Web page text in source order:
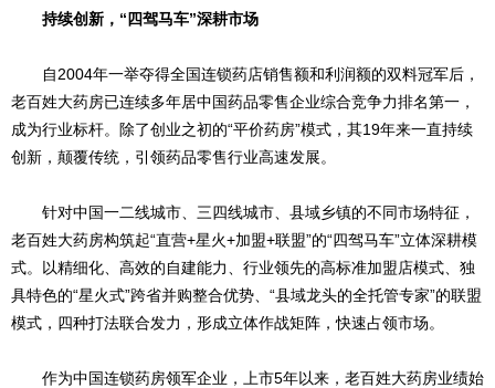
持续创新，“四驾马车”深耕市场
自2004年一举夺得全国连锁药店销售额和利润额的双料冠军后，
老百姓大药房已连续多年居中国药品零售企业综合竞争力排名第一，
成为行业标杆。除了创业之初的“平价药房”模式，其19年来一直持续
创新，颠覆传统，引领药品零售行业高速发展。
针对中国一二线城市、三四线城市、县域乡镇的不同市场特征，
老百姓大药房构筑起“直营+星火+加盟+联盟”的“四驾马车”立体深耕模
式。以精细化、高效的自建能力、行业领先的高标准加盟店模式、独
具特色的“星火式”跨省并购整合优势、“县域龙头的全托管专家”的联盟
模式，四种打法联合发力，形成立体作战矩阵，快速占领市场。
作为中国连锁药房领军企业，上市5年以来，老百姓大药房业绩始